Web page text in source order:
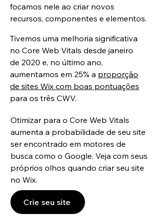
focamos nele ao criar novos
recursos, componentes e elementos.
Tivemos uma melhoria significativa
no Core Web Vitals desde janeiro
de 2020 e, no último ano,
aumentamos em 25% a proporção
de sites Wix com boas pontuações
para os três CWV.
Otimizar para o Core Web Vitals
aumenta a probabilidade de seu site
ser encontrado em motores de
busca como o Google. Veja com seus
próprios olhos quando criar seu site
no Wix.
Crie seu site